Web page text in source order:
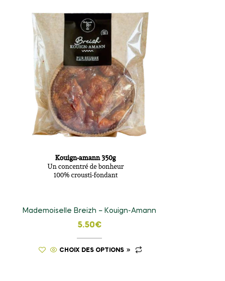
Mademoiselle Breizh – Kouign-Amann
5.50€
CHOIX DES OPTIONS